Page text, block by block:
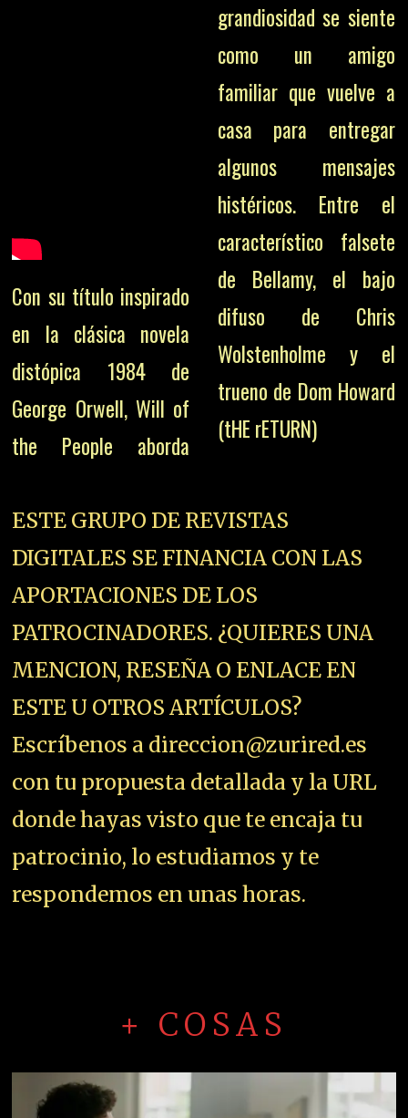
Con su título inspirado
en la clásica novela
distópica 1984 de
George Orwell, Will of
the People aborda
grandiosidad se siente
como un amigo
familiar que vuelve a
casa para entregar
algunos mensajes
histéricos. Entre el
característico falsete
de Bellamy, el bajo
difuso de Chris
Wolstenholme y el
trueno de Dom Howard
(tHE rETURN)
ESTE GRUPO DE REVISTAS
DIGITALES SE FINANCIA CON LAS
APORTACIONES DE LOS
PATROCINADORES. ¿QUIERES UNA
MENCION, RESEÑA O ENLACE EN
ESTE U OTROS ARTÍCULOS?
Escríbenos a direccion@zurired.es
con tu propuesta detallada y la URL
donde hayas visto que te encaja tu
patrocinio, lo estudiamos y te
respondemos en unas horas.
+ COSAS